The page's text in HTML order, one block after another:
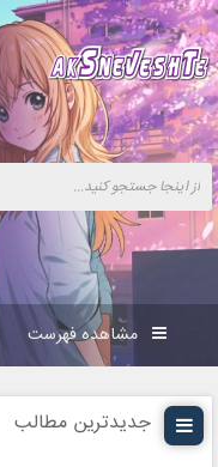
مشاهده فهرست
جدیدترین مطالب